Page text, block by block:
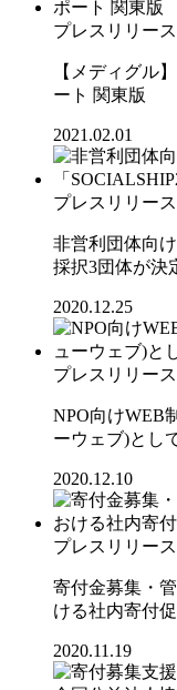
プレスリリース
【メディグル
ート 関東版
2021.02.01
プレスリリース
非営利団体向
採択3団体が決
2020.12.25
プレスリリース
NPO向けWEB
ーウェブ)とし
2020.12.10
プレスリリース
寄付金募集・
ける社内寄付
2020.11.19